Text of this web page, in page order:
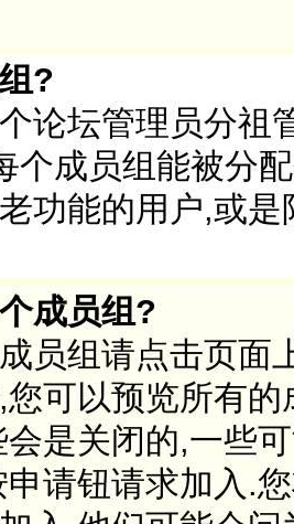
?
论坛管理员分祖
个成员组能被分
功能的用户,或
成员组?
员组请点击页面
可以预览所有
是关闭的,一些
请钮请求加入.